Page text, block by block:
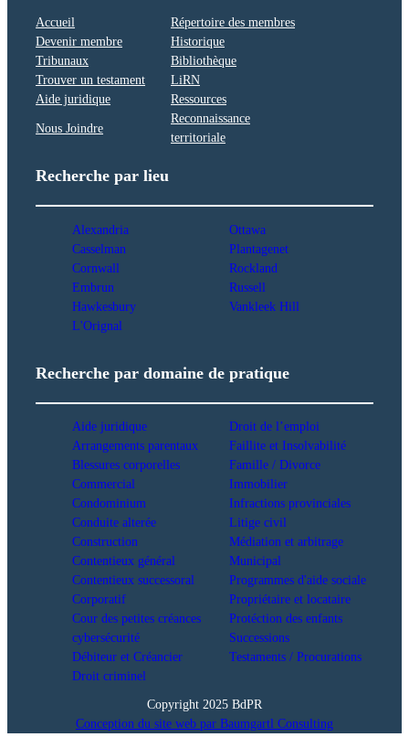
Accueil
Répertoire des membres
Devenir membre
Historique
Tribunaux
Bibliothèque
Trouver un testament
LiRN
Aide juridique
Ressources
Nous Joindre
Reconnaissance
territoriale
Recherche par lieu
Alexandria
Casselman
Cornwall
Embrun
Hawkesbury
L'Orignal
Ottawa
Plantagenet
Rockland
Russell
Vankleek Hill
Recherche par domaine de pratique
Aide juridique
Arrangements parentaux
Blessures corporelles
Commercial
Condominium
Conduite alterée
Construction
Contentieux général
Contentieux successoral
Corporatif
Cour des petites créances
cybersécurité
Débiteur et Créancier
Droit criminel
Droit de l’emploi
Faillite et Insolvabilité
Famille / Divorce
Immobilier
Infractions provinciales
Litige civil
Médiation et arbitrage
Municipal
Programmes d'aide sociale
Propriétaire et locataire
Protéction des enfants
Successions
Testaments / Procurations
Copyright 2025 BdPR
Conception du site web par Baumgartl Consulting